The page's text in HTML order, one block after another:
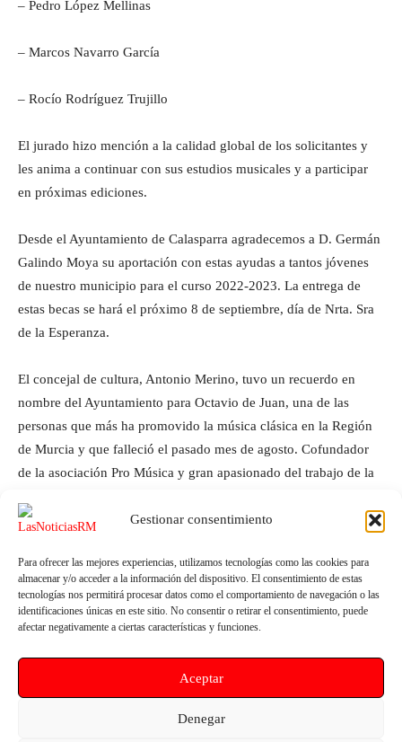
Gestionar consentimiento
Para ofrecer las mejores experiencias, utilizamos tecnologías como las cookies para
almacenar y/o acceder a la información del dispositivo. El consentimiento de estas
tecnologías nos permitirá procesar datos como el comportamiento de navegación o las
identificaciones únicas en este sitio. No consentir o retirar el consentimiento, puede
afectar negativamente a ciertas características y funciones.
Aceptar
Denegar
– Pedro López Mellinas
– Marcos Navarro García
– Rocío Rodríguez Trujillo
El jurado hizo mención a la calidad global de los solicitantes y
les anima a continuar con sus estudios musicales y a participar
en próximas ediciones.
Desde el Ayuntamiento de Calasparra agradecemos a D. Germán
Galindo Moya su aportación con estas ayudas a tantos jóvenes
de nuestro municipio para el curso 2022-2023. La entrega de
estas becas se hará el próximo 8 de septiembre, día de Nrta. Sra
de la Esperanza.
El concejal de cultura, Antonio Merino, tuvo un recuerdo en
nombre del Ayuntamiento para Octavio de Juan, una de las
personas que más ha promovido la música clásica en la Región
de Murcia y que falleció el pasado mes de agosto. Cofundador
de la asociación Pro Música y gran apasionado del trabajo de la
Artículo anterior Artículo siguiente
El Mercado Semanal del Parque